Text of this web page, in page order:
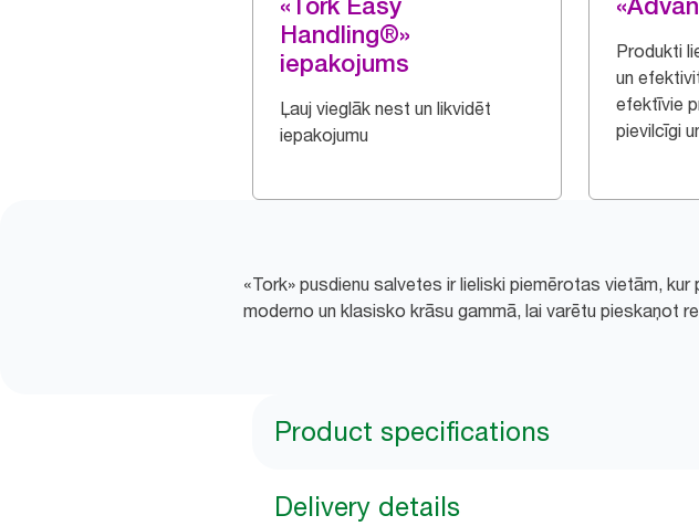
Handling®»
iepakojums
Ļauj vieglāk nest un likvidēt
iepakojumu
Produkti
un
efektīvie
pievilcīgi
«Tork» pusdienu salvetes ir lieliski piemērotas vietām,
moderno un klasisko krāsu gammā, lai varētu pieskaņot
Product specifications
Delivery details